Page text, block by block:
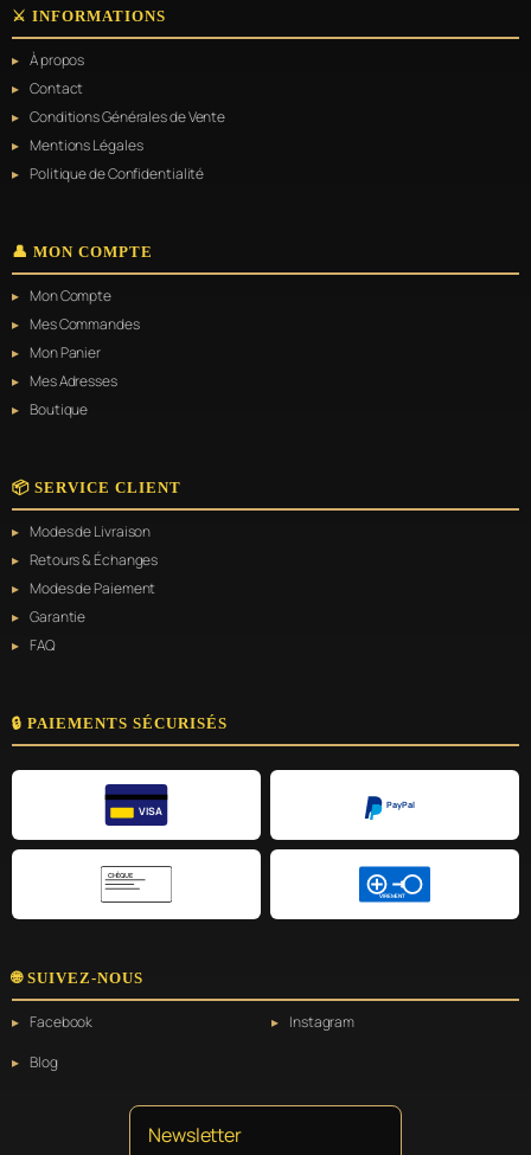
⚔️ INFORMATIONS
À propos
Contact
Conditions Générales de Vente
Mentions Légales
Politique de Confidentialité
👤 MON COMPTE
Mon Compte
Mes Commandes
Mon Panier
Mes Adresses
Boutique
📦 SERVICE CLIENT
Modes de Livraison
Retours & Échanges
Modes de Paiement
Garantie
FAQ
🔒 PAIEMENTS SÉCURISÉS
VISA
PayPal
CHÈQUE
VIREMENT
🌐 SUIVEZ-NOUS
Facebook
Instagram
Blog
Newsletter